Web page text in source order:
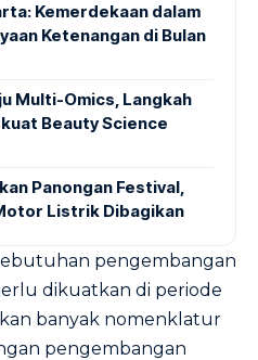
Kemerdekaan dalam
Ketenangan di Bulan
Multi-Omics, Langkah
Beauty Science
Panongan Festival,
Listrik Dibagikan
pengembangan
dikuatkan di periode
banyak nomenklatur
pengembangan